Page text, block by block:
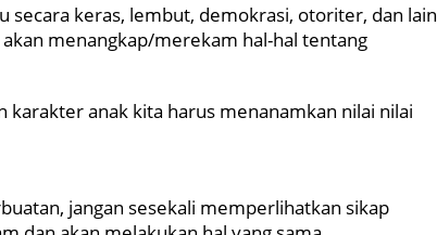
secara keras, lembut, demokrasi, otoriter, dan lain
menangkap/merekam hal-hal tentang
karakter anak kita harus menanamkan nilai nilai
jangan sesekali memperlihatkan sikap